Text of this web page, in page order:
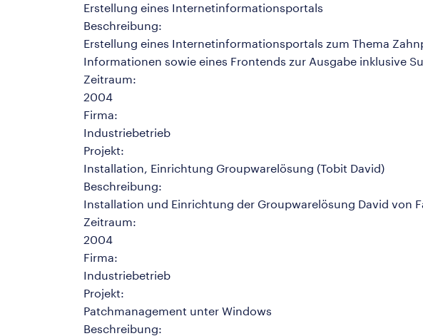
Erstellung eines Internetinformationsportals
Beschreibung:
Erstellung eines Internetinformationsportals zum Thema
Informationen sowie eines Frontends zur Ausgabe inklusive
Zeitraum:
2004
Firma:
Industriebetrieb
Projekt:
Installation, Einrichtung Groupwarelösung (Tobit David)
Beschreibung:
Installation und Einrichtung der Groupwarelösung David von
Zeitraum:
2004
Firma:
Industriebetrieb
Projekt:
Patchmanagement unter Windows
Beschreibung: